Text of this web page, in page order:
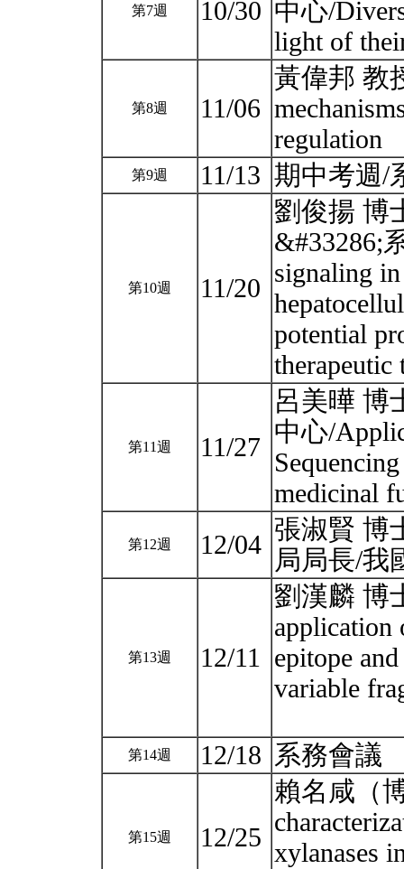
第7週 10/30 中心/
light of
第8週 11/06
黃偉邦 教
regulation
第9週 11/13 期中考週/
第10週 11/20
劉俊揚 博
&#33286;
signaling
potential
therapeutic
第11週 11/27
呂美曄 博
中心/
medicinal
第12週 12/04 張淑賢 博
局局長/我
第13週 12/11
劉漢麟 博
application
epitope
variable
第14週 12/18 系務會議
第15週 12/25
賴名咸（
xylanases